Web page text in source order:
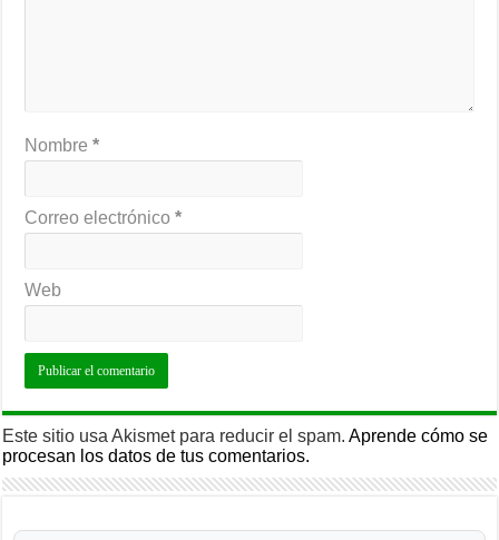
Nombre*
Correo electrónico*
Web
Este sitio usa Akismet para reducir el spam.Aprende cómo se
procesan los datos de tus comentarios.